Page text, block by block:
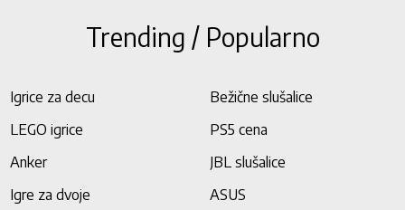
Trending / Popularno
Igrice za decu
Bežične slušalice
LEGO igrice
PS5 cena
Anker
JBL slušalice
Igre za dvoje
ASUS